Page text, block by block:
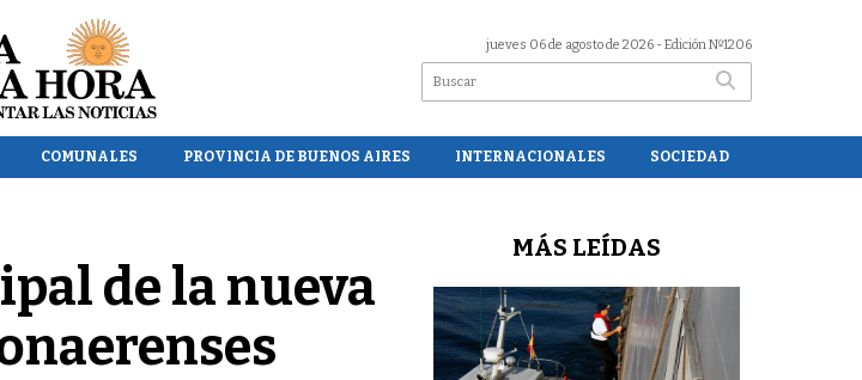
jueves 06 de agosto de 2026 - Edición Nº1206
COMUNALES PROVINCIA DE BUENOS AIRES INTERNACIONALES SOCIEDAD
de la nueva
MÁS LEÍDAS